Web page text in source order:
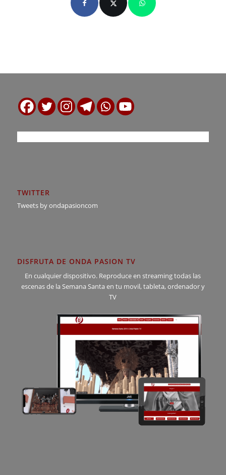
TWITTER
Tweets by ondapasioncom
DISFRUTA DE ONDA PASION TV
En cualquier dispositivo. Reproduce en streaming todas las
escenas de la Semana Santa en tu movil, tableta, ordenador y
TV